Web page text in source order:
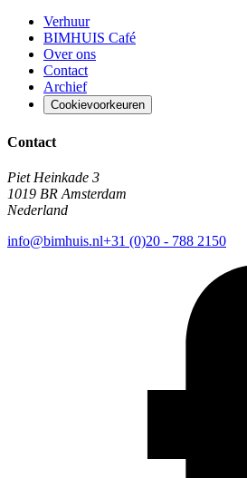
Verhuur
BIMHUIS Café
Over ons
Contact
Archief
Cookievoorkeuren
Contact
Piet Heinkade 3
1019 BR Amsterdam
Nederland
info@bimhuis.nl+31 (0)20 - 788 2150